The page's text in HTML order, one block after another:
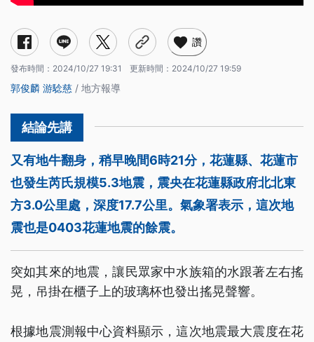
讚
發布時間： 2024/10/27 19:31 更新時間： 2024/10/27 19:59
郭俊麟 游騐慈 / 地方報導
又有地牛翻身，稍早晚間6時21分，花蓮縣、花蓮市
也發生芮氏規模5.3地震，震央在花蓮縣政府北北東
方3.0公里處，深度17.7公里。氣象署表示，這次地
震也是0403花蓮地震的餘震。
突如其來的地震，讓民眾家中水族箱的水跟著左右搖
晃，吊掛在櫃子上的玻璃杯也發出搖晃聲響。
根據地震測報中心資料顯示，這次地震最大震度在花